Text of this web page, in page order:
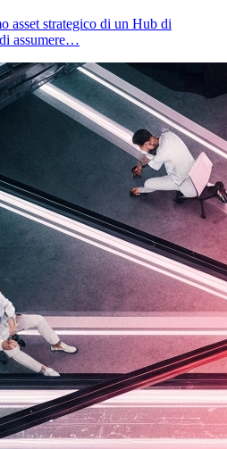
asset strategico di un Hub di
assumere…